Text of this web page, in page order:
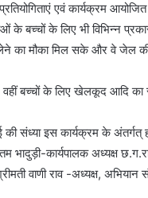
एवं कार्यक्रम
के बच्चों के लिए भी विभिन्न
मौका मिल सके और वे जेल की
बच्चों के लिए खेलकूद आदि का
संध्या इस कार्यक्रम के अंतर्गत्
भादुड़ी-कार्यपालक अध्यक्ष
वाणी राव -अध्यक्ष,